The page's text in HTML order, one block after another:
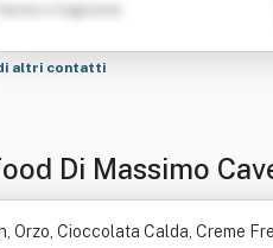
Nome e Cognome
altri contatti
Di Massimo
Orzo, Cioccolata Calda, Creme